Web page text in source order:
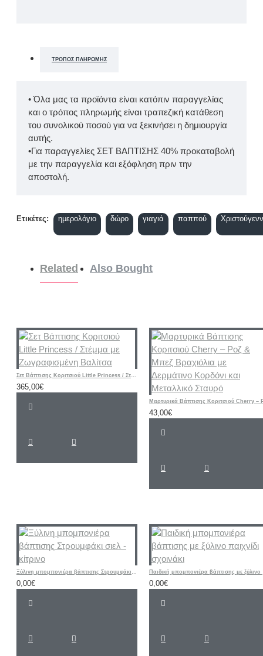
ΤΡΌΠΟΣ ΠΛΗΡΩΜΉΣ
• Όλα μας τα προϊόντα είναι κατόπιν παραγγελίας
και ο τρόπος πληρωμής είναι τραπεζική κατάθεση
του συνολικού ποσού για να ξεκινήσει η δημιουργία
αυτής.
•Για παραγγελίες ΣΕΤ ΒΑΠΤΙΣΗΣ 40% προκαταβολή
με την παραγγελία και εξόφληση πριν την
αποστολή.
Ετικέτες: ημερολόγιο δώρο γιαγιά παππού
Related Also Bought
Σετ Βάπτισης Κοριτσιού Little Princess / Στέμμα με Ζωγραφισμένη Βαλίτσα
365,00€
43,00€
Ξύλινη μπομπονιέρα βάπτισης Στρουμφάκι σιελ - κίτρινο
0,00€ 0,00€